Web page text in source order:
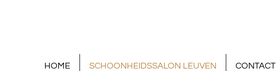
HOME SCHOONHEIDSSALON LEUVEN CONTACT